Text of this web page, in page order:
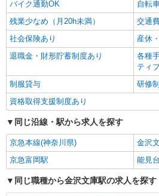
バイク通勤OK
自転
残業少なめ（月20h未満）
交通
社会保険あり
産休
退職金・財形貯蓄制度あり
各種
ティ
制服貸与
研修
資格取得支援制度あり
同じ沿線・駅から求人を探す
京急本線(神奈川県)
金沢
京急富岡駅
能見
同じ職種から金沢文庫駅の求人を探す